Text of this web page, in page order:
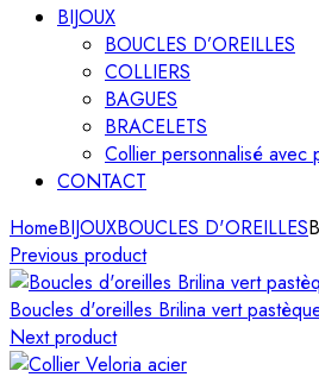
BIJOUX
BOUCLES D’OREILLES
COLLIERS
BAGUES
BRACELETS
Collier personnalisé avec
CONTACT
HomeBIJOUXBOUCLES D'OREILLES
Previous product
Boucles d'oreilles Brilina vert
Next product